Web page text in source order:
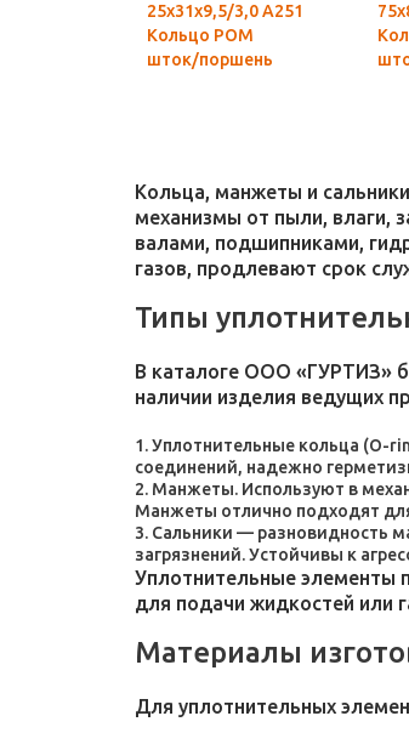
25х31х9,5/3,0 А251
Кольцо POM
шток/поршень
Кольца, манжеты и
механизмы от пыли, влаги,
валами, подшипниками,
газов, продлевают срок
Типы
В каталоге ООО «ГУРТИЗ»
наличии изделия ведущих
Уплотнительные кольца (O-
соединений, надежно
Манжеты. Используют в
Манжеты отлично подходят
Сальники — разновидность
загрязнений. Устойчивы к
Уплотнительные элементы
для подачи жидкостей или
Материалы
Для уплотнительных